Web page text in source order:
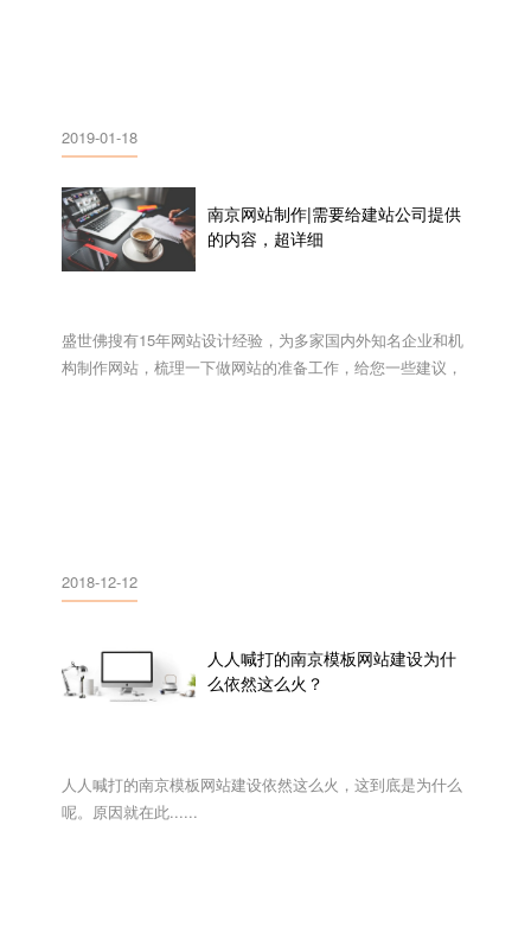
2019-01-18
南京网站制作|需要给建站公司提供
的内容，超详细
盛世佛搜有15年网站设计经验，为多家国内外知名企业和机
构制作网站，梳理一下做网站的准备工作，给您一些建议，
2018-12-12
人人喊打的南京模板网站建设为什
么依然这么火？
人人喊打的南京模板网站建设依然这么火，这到底是为什么
呢。原因就在此......